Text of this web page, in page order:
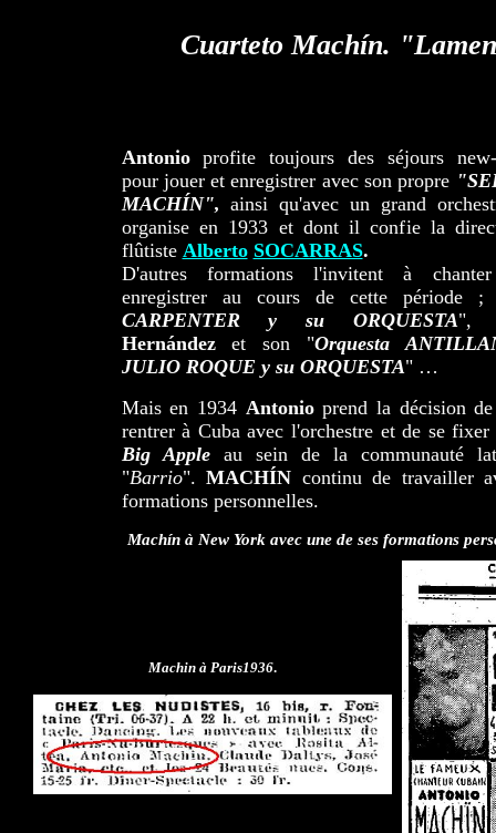
CuartetoMachín.
Antonioprofite toujours des séjours new-
pour jouer et enregistrer avec son propre
MACHÍN",ainsi qu'avec un grand
organise en 1933 et dont il confie la
flûtiste Alberto SOCARRAS.
D'autres formations l'invitent à
enregistrer au cours de cette période
CARPENTER y su ORQUESTA
Hernándezet son "Orquesta
JULIO ROQUE y su ORQUESTA" …
Mais en 1934 Antonioprend la décision de
rentrer à Cuba avec l'orchestre et de se fixer
Big Appleau sein de la communauté
"Barrio". MACHÍN continu de travailler
formations personnelles.
Machín à New York avec une de ses formations
Machin à Paris1936.